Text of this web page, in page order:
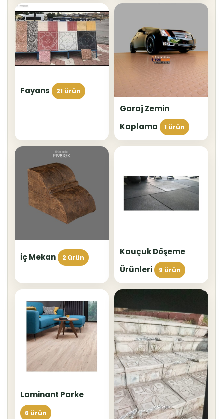
Fayans 21 ürün
Garaj Zemin
Kaplama
1 ürün
İç Mekan 2 ürün
Kauçuk Döşeme
Ürünleri
9 ürün
Laminant Parke
6 ürün